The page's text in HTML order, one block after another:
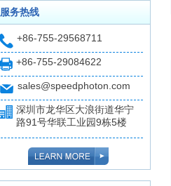
服务热线
+86-755-29568711
+86-755-29084622
sales@speedphoton.com
深圳市龙华区大浪街道华宁
路91号华联工业园9栋5楼